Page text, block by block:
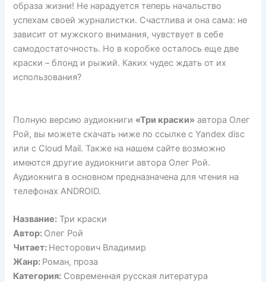
образа жизни! Не нарадуется теперь начальство
успехам своей журналистки. Счастлива и она сама: не
зависит от мужского внимания, чувствует в себе
самодостаточность. Но в коробке осталось еще две
краски – блонд и рыжий. Каких чудес ждать от их
использования?
Полную версию аудиокниги «Три краски» автора Олег
Рой, вы можете скачать ниже по ссылке с Yandex disc
или с Cloud Mail. Также на нашем сайте возможно
имеются другие аудиокниги автора Олег Рой.
Аудиокнига в основном предназначена для чтения на
телефонах ANDROID.
Название: Три краски
Автор: Олег Рой
Читает: Несторович Владимир
Жанр: Роман, проза
Категория: Современная русская литература